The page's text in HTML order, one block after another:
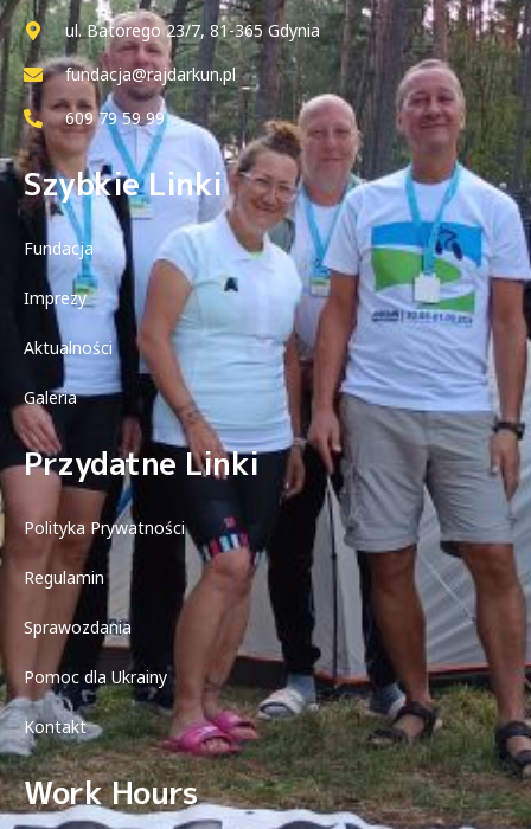
ul. Batorego 23/7, 81-365 Gdynia
fundacja@rajdarkun.pl
609 79 59 99
Szybkie Linki
Fundacja
Imprezy
Aktualności
Galeria
Przydatne Linki
Polityka Prywatności
Regulamin
Sprawozdania
Pomoc dla Ukrainy
Kontakt
Work Hours